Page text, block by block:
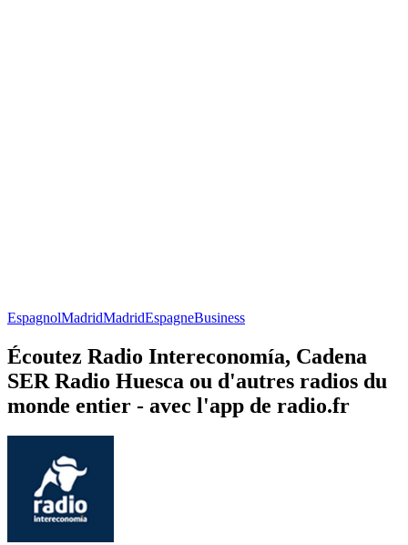
EspagnolMadridMadridEspagneBusiness
Écoutez Radio Intereconomía, Cadena
SER Radio Huesca ou d'autres radios du
monde entier - avec l'app de radio.fr